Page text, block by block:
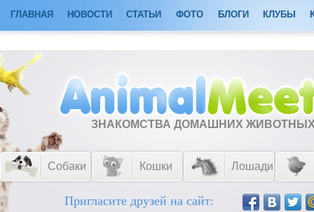
ГЛАВНАЯ НОВОСТИ СТАТЬИ ФОТО БЛОГИ КЛУБЫ
ЗНАКОМСТВА ДОМАШНИХ
Собаки Кошки Лошади
Пригласите друзей на сайт: